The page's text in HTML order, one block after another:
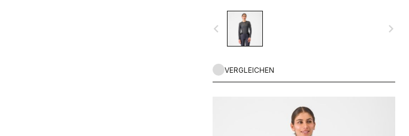
navigate_before navigate_next
VERGLEICHEN